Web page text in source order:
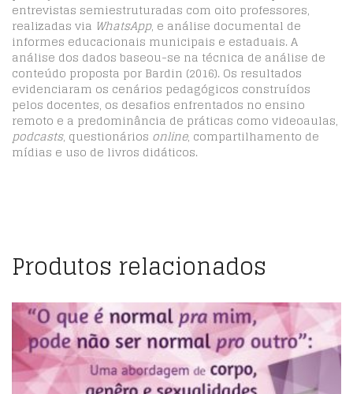
entrevistas semiestruturadas com oito professores,
realizadas via WhatsApp, e análise documental de
informes educacionais municipais e estaduais. A
análise dos dados baseou-se na técnica de análise de
conteúdo proposta por Bardin (2016). Os resultados
evidenciaram os cenários pedagógicos construídos
pelos docentes, os desafios enfrentados no ensino
remoto e a predominância de práticas como videoaulas,
podcasts, questionários online, compartilhamento de
mídias e uso de livros didáticos.
Produtos relacionados